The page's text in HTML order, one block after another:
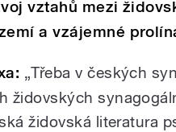
vztahů mezi
a vzájemné
„Třeba v českých
židovských
židovská literatura